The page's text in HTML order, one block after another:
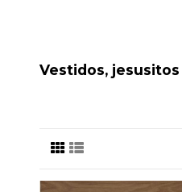
Vestidos,